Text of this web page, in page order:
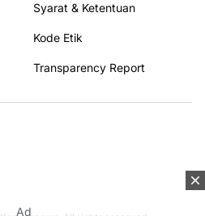
Ad
Syarat & Ketentuan
Kode Etik
Transparency Report